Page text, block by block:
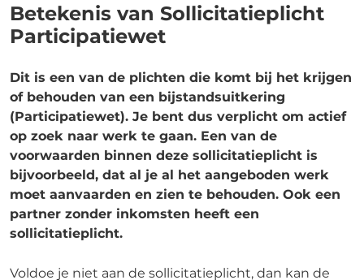
Betekenis van Sollicitatieplicht
Participatiewet
Dit is een van de plichten die komt bij het krijgen
of behouden van een bijstandsuitkering
(Participatiewet). Je bent dus verplicht om actief
op zoek naar werk te gaan. Een van de
voorwaarden binnen deze sollicitatieplicht is
bijvoorbeeld, dat al je al het aangeboden werk
moet aanvaarden en zien te behouden. Ook een
partner zonder inkomsten heeft een
sollicitatieplicht.
Voldoe je niet aan de sollicitatieplicht, dan kan de